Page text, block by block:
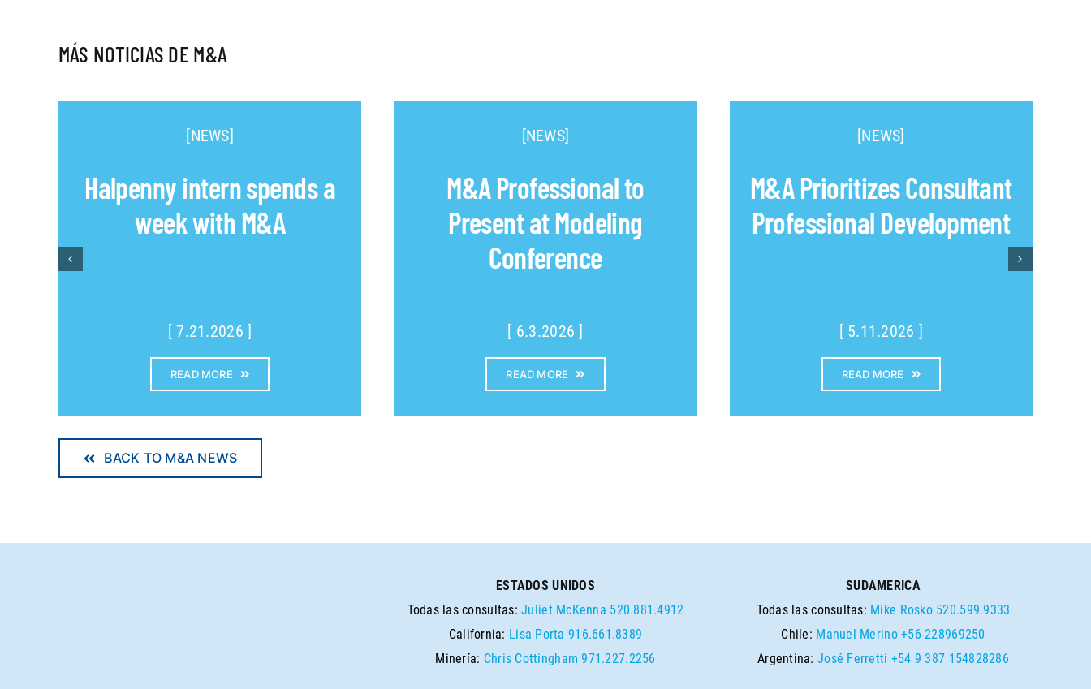
MÁS NOTICIAS DE M&A
[NEWS]
Halpenny intern spends a
week with M&A
[ 7.21.2026 ]
READ MORE
[NEWS]
M&A Professional to
Present at Modeling
Conference
[ 6.3.2026 ]
READ MORE
[NEWS]
M&A Prioritizes Consultant
Professional Development
[ 5.11.2026 ]
READ MORE
BACK TO M&A NEWS
ESTADOS UNIDOS
Todas las consultas:Juliet McKenna 520.881.4912
California: Lisa Porta 916.661.8389
Minería: Chris Cottingham 971.227.2256
SUDAMERICA
Todas las consultas: Mike Rosko 520.599.9333
Chile: Manuel Merino +56 228969250
Argentina:José Ferretti +54 9 387 154828286